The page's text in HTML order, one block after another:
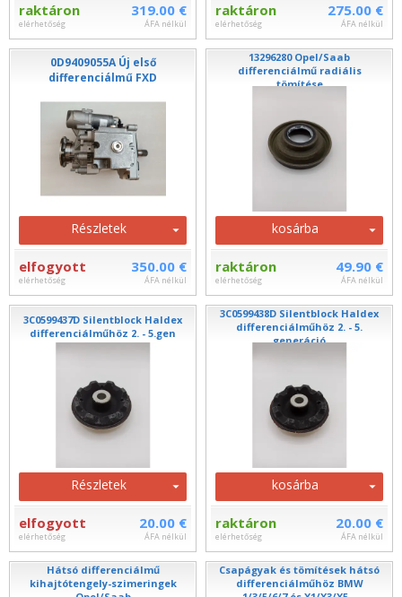
raktáron
elérhetőség
319.00 €
ÁFA nélkül
raktáron
elérhetőség
275.00 €
ÁFA nélkül
0D9409055A Új első
differenciálmű FXD
Részletek
elfogyott
elérhetőség
350.00 €
ÁFA nélkül
13296280 Opel/Saab
differenciálmű radiális
tömítése
kosárba
raktáron
elérhetőség
49.90 €
ÁFA nélkül
3C0599437D Silentblock Haldex
differenciálműhöz 2. - 5.gen
Részletek
elfogyott
elérhetőség
20.00 €
ÁFA nélkül
3C0599438D Silentblock Haldex
differenciálműhöz 2. - 5.
generáció
kosárba
raktáron
elérhetőség
20.00 €
ÁFA nélkül
Hátsó differenciálmű
kihajtótengely-szimeringek
Csapágyak és tömítések hátsó
differenciálműhöz BMW